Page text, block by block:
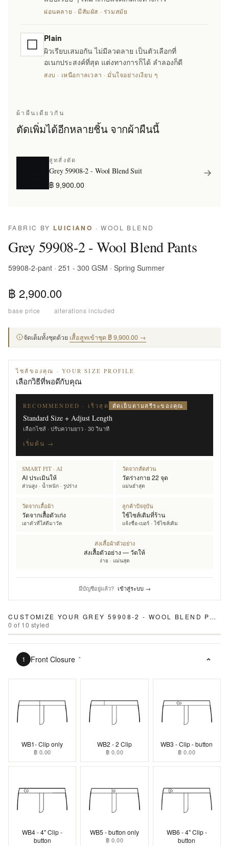
ผ่อนคลาย · มีสัมผัส · ร่วมสมัย
Plain
ผิวเรียบเสมอกัน ไม่มีลวดลาย เป็นตัวเลือกที่
อเนกประสงค์ที่สุด แต่งทางการก็ได้ ลำลองก็ดี
สงบ · เหนือกาลเวลา · มั่นใจอย่างเงียบ ๆ
ผ้าผืนเดียวกัน
ตัดเพิ่มได้อีกหลายชิ้น จากผ้าผืนนี้
สูทสั่งตัด
Grey 59908-2 - Wool Blend Suit
฿ 9,900.00
FABRIC BY LUICIANO · WOOL BLEND
Grey 59908-2 - Wool Blend Pants
59908-2-pant · 251 - 300 GSM · Spring Summer
฿ 2,900.00
base price · alterations included
จัดเต็มทั้งชุดด้วย เสื้อสูทเข้าชุด ฿ 9,900.00 →
ไซส์ของคุณ · YOUR SIZE PROFILE
เลือกวิธีที่พอดีกับคุณ
RECOMMENDED · เร็วสุด ตัดเย็บตามสรีระของคุณ
Standard Size + Adjust Length
เลือกไซส์ · ปรับความยาว · 30 วินาที
เริ่มต้น →
SMART FIT · AI
AI ประเมินให้
ส่วนสูง · น้ำหนัก · รูปร่าง
วัดจากสัดส่วน
วัดร่างกาย 22 จุด
แม่นยำสุด
วัดจากเสื้อผ้า
วัดจากเสื้อตัวเก่ง
เอาตัวที่ใส่ดีมาวัด
ลูกค้าปัจจุบัน
ใช้ไซส์เดิมที่ร้าน
แจ้งชื่อ-เบอร์ · ใช้ไซส์เดิม
ส่งเสื้อผ้าตัวอย่าง
ส่งเสื้อตัวอย่าง — วัดให้
ง่าย · แม่นสุด
มีบัญชีอยู่แล้ว? เข้าสู่ระบบ →
CUSTOMIZE YOUR GREY 59908-2 - WOOL BLEND PANTS
0 of 10 styled
1 Front Closure *
WB1- Clip only
฿ 0.00
WB2 - 2 Clip
฿ 0.00
WB3 - Clip - button
฿ 0.00
WB4 - 4" Clip -
button
WB5 - button only
฿ 0.00
WB6 - 4" Clip -
button